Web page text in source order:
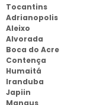
Tocantins
Adrianopolis
Aleixo
Alvorada
Boca do Acre
Contença
Humaitá
Iranduba
Japiin
Manaus